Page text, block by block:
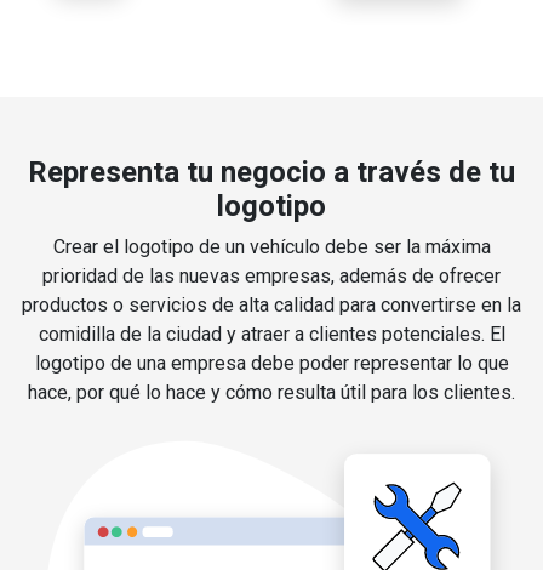
Representa tu negocio a través de tu
logotipo
Crear el logotipo de un vehículo debe ser la máxima
prioridad de las nuevas empresas, además de ofrecer
productos o servicios de alta calidad para convertirse en la
comidilla de la ciudad y atraer a clientes potenciales. El
logotipo de una empresa debe poder representar lo que
hace, por qué lo hace y cómo resulta útil para los clientes.